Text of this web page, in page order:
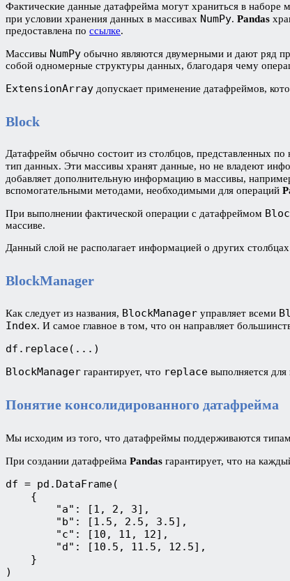
Фактические данные датафрейма могут храниться в наборе
при условии хранения данных в массивах NumPy. Pandas
предоставлена по ссылке.
Массивы NumPy обычно являются двумерными и дают ряд
собой одномерные структуры данных, благодаря чему
ExtensionArray допускает применение датафреймов,
Block
Датафрейм обычно состоит из столбцов, представленных
тип данных. Эти массивы хранят данные, но не владеют
добавляет дополнительную информацию в массивы,
вспомогательными методами, необходимыми для операций
При выполнении фактической операции с датафреймом
массиве.
Данный слой не располагает информацией о других
BlockManager
Как следует из названия, BlockManager управляет всеми
Index. И самое главное в том, что он направляет
df.replace(...)
BlockManager гарантирует, что replace выполняется для
Понятие консолидированного датафрейма
Мы исходим из того, что датафреймы поддерживаются
При создании датафрейма Pandas гарантирует, что на
df = pd.DataFrame(
    {
        "a": [1, 2, 3],
        "b": [1.5, 2.5, 3.5],
        "c": [10, 11, 12],
        "d": [10.5, 11.5, 12.5],
    }
)